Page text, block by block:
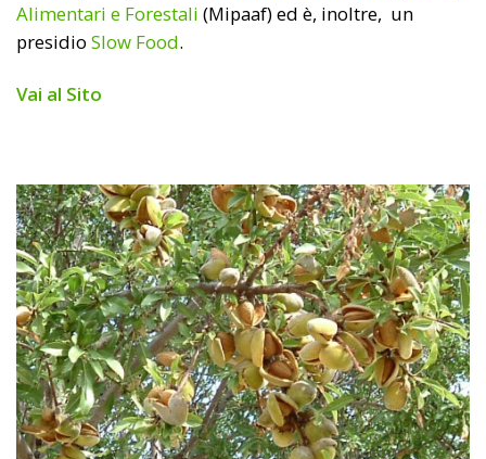
Alimentari e Forestali (Mipaaf) ed è, inoltre, un
presidio Slow Food.
Vai al Sito